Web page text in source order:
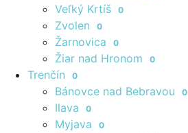
Veľký Krtíš 0
Zvolen 0
Žarnovica 0
Žiar nad Hronom 0
Trenčín 0
Bánovce nad Bebravou 0
Ilava 0
Myjava 0